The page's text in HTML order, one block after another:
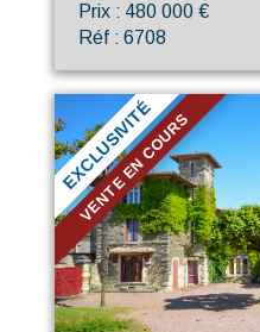
Prix : 480 000 €
Réf : 6708
VENTE EN COURS
EXCLUSIVITÉ